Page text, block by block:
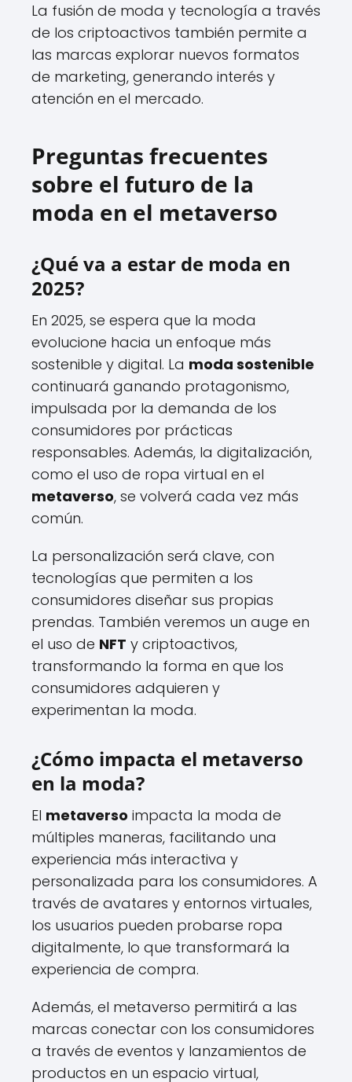
La fusión de moda y tecnología a través
de los criptoactivos también permite a
las marcas explorar nuevos formatos
de marketing, generando interés y
atención en el mercado.
Preguntas frecuentes
sobre el futuro de la
moda en el metaverso
¿Qué va a estar de moda en
2025?
En 2025, se espera que la moda
evolucione hacia un enfoque más
sostenible y digital. La moda sostenible
continuará ganando protagonismo,
impulsada por la demanda de los
consumidores por prácticas
responsables. Además, la digitalización,
como el uso de ropa virtual en el
metaverso, se volverá cada vez más
común.
La personalización será clave, con
tecnologías que permiten a los
consumidores diseñar sus propias
prendas. También veremos un auge en
el uso de NFT y criptoactivos,
transformando la forma en que los
consumidores adquieren y
experimentan la moda.
¿Cómo impacta el metaverso
en la moda?
El metaverso impacta la moda de
múltiples maneras, facilitando una
experiencia más interactiva y
personalizada para los consumidores. A
través de avatares y entornos virtuales,
los usuarios pueden probarse ropa
digitalmente, lo que transformará la
experiencia de compra.
Además, el metaverso permitirá a las
marcas conectar con los consumidores
a través de eventos y lanzamientos de
productos en un espacio virtual,